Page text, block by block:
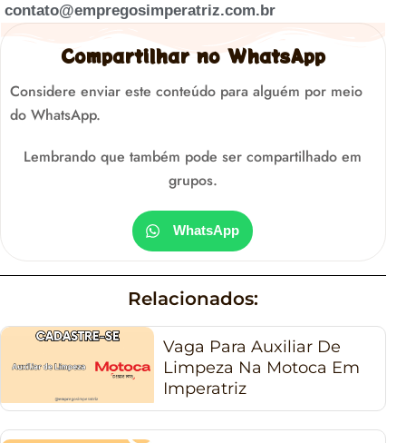
contato@empregosimperatriz.com.br
Compartilhar no WhatsApp
Considere enviar este conteúdo para alguém por meio
do WhatsApp.
Lembrando que também pode ser compartilhado em
grupos.
WhatsApp
Relacionados:
Vaga Para Auxiliar De
Limpeza Na Motoca Em
Imperatriz